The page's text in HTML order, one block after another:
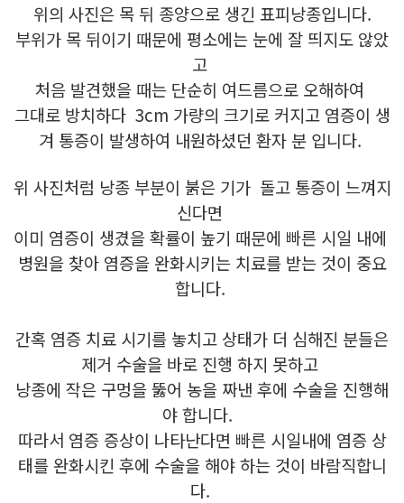
위의 사진은 목 뒤 종양으로 생긴 표피낭종입니다.
부위가 목 뒤이기 때문에 평소에는 눈에 잘 띄지도 않았
고
처음 발견했을 때는 단순히 여드름으로 오해하여
그대로 방치하다 3cm 가량의 크기로 커지고 염증이 생
겨 통증이 발생하여 내원하셨던 환자 분 입니다.
위 사진처럼 낭종 부분이 붉은 기가 돌고 통증이 느껴지
신다면
이미 염증이 생겼을 확률이 높기 때문에 빠른 시일 내에
병원을 찾아 염증을 완화시키는 치료를 받는 것이 중요
합니다.
간혹 염증 치료 시기를 놓치고 상태가 더 심해진 분들은
제거 수술을 바로 진행 하지 못하고
낭종에 작은 구멍을 뚫어 농을 짜낸 후에 수술을 진행해
야 합니다.
따라서 염증 증상이 나타난다면 빠른 시일내에 염증 상
태를 완화시킨 후에 수술을 해야 하는 것이 바람직합니
다.